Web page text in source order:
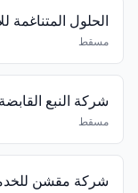
الحلول المتناغمة
مسقط
شركة النبع
مسقط
شركة مقشن